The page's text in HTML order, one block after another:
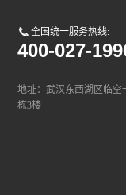
全国统一服务热线:
400-027-
地址：武汉东西湖区临空
栋3楼